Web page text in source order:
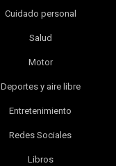
Cuidado personal
Salud
Motor
Deportes y aire libre
Entretenimiento
Redes Sociales
Libros